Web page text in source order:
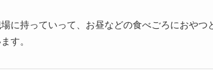
に持っていって、お昼などの食べごろにおやつ
す。